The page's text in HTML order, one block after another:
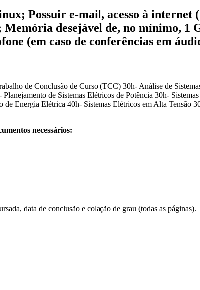
Possuir e-mail, acesso à internet
desejável de, no mínimo, 1
(em caso de conferências em
de Conclusão de Curso (TCC) 30h- Análise de
de Sistemas Elétricos de Potência 30h-
Energia Elétrica 40h- Sistemas Elétricos em Alta Tensão
necessários:
data de conclusão e colação de grau (todas as páginas).